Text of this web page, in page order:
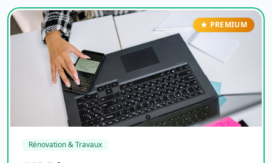
PREMIUM
Rénovation & Travaux